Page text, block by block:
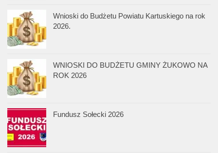
Wnioski do Budżetu Powiatu Kartuskiego na rok
2026.
WNIOSKI DO BUDŻETU GMINY ŻUKOWO NA
ROK 2026
Fundusz Sołecki 2026